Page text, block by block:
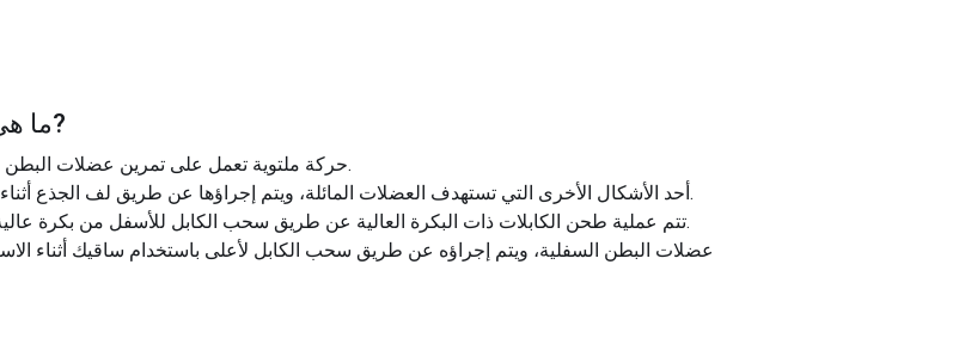
ما?
يتضمن تمرين Cable Woodchop حركة ملتوية تعمل على تمرين عضلات البطن والعضلات المائلة.
يعد Cable Russian Twist أحد الأشكال الأخرى التي تستهدف العضلات المائلة، ويتم إجراؤها عن طريق لف الجذع أثناء الإمساك بمقبض الكابل.
تتم عملية طحن الكابلات ذات البكرة العالية عن طريق سحب الكابل للأسفل من بكرة عالية، مع التركيز على الجزء العلوي من عضلات البطن.